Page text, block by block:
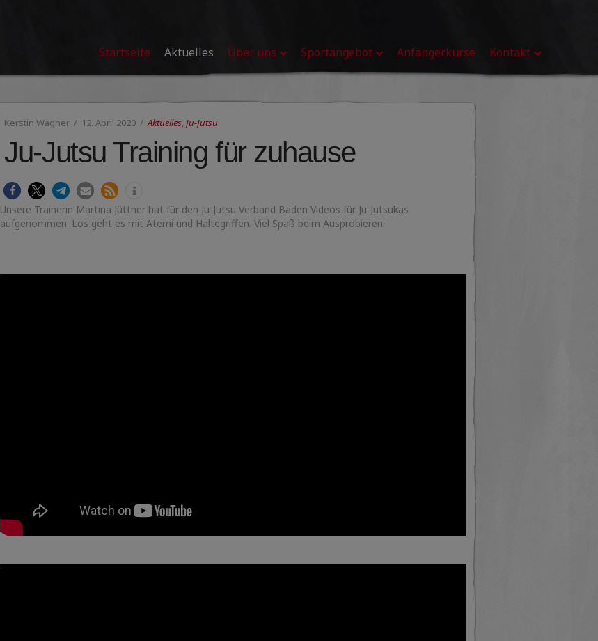
Startseite Aktuelles Über uns Sportangebot Anfängerkurse Kontakt
Kerstin Wagner 12. April 2020 Aktuelles Ju-Jutsu
Ju-Jutsu Training für zuhause
Unsere Trainerin Martina Jüttner hat für den Ju-Jutsu Verband Baden Videos für Ju-Jutsukas
aufgenommen. Los geht es mit Atemi und Haltegriffen. Viel Spaß beim Ausprobieren: